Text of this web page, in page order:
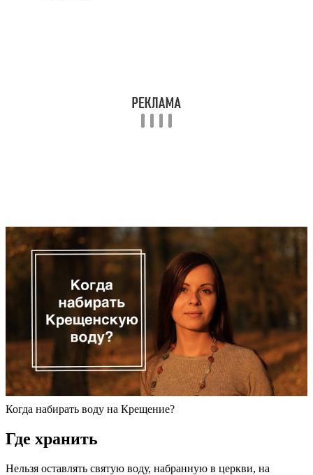
Когда набирать воду на Крещение?
Где хранить
Нельзя оставлять святую воду, набранную в церкви, на